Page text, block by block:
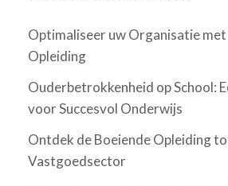
Optimaliseer uw Organisatie met
Opleiding
Ouderbetrokkenheid op School:
voor Succesvol Onderwijs
Ontdek de Boeiende Opleiding
Vastgoedsector